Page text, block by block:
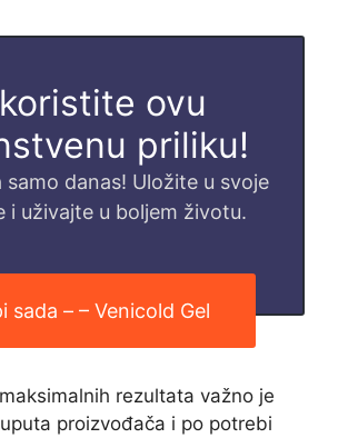
ovu
priliku!
samo danas! Uložite u svoje
i uživajte u boljem životu.
sada – – Venicold Gel
rezultata važno je
proizvođača i po potrebi